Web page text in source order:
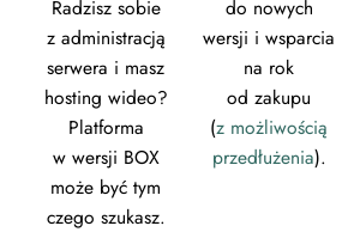
Radzisz sobie
z administracją
serwera i masz
hosting wideo?
Platforma
w wersji BOX
może być tym
czego szukasz.
do nowych
wersji i wsparcia
na rok
od zakupu
(z możliwością
przedłużenia).